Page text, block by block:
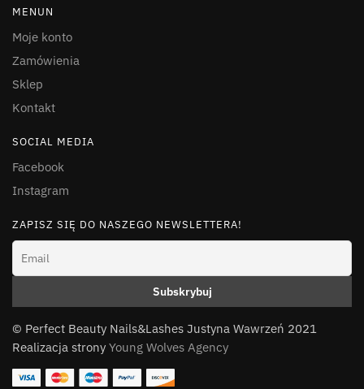
MENUN
Moje konto
Zamówienia
Sklep
Kontakt
SOCIAL MEDIA
Facebook
Instagram
ZAPISZ SIĘ DO NASZEGO NEWSLETTERA!
© Perfect Beauty Nails&Lashes Justyna Wawrzeń 2021
Realizacja strony Young Wolves Agency